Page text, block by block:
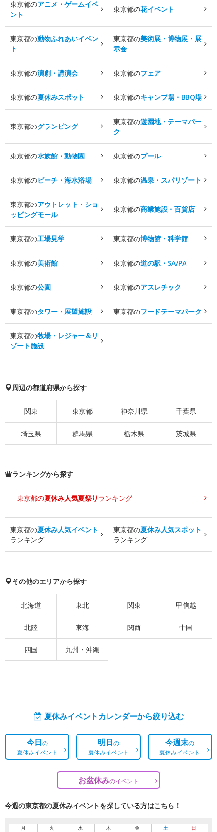
東京都のアニメ・ゲームイベ
ント
東京都の花イベント
東京都の動物ふれあいイベン
ト
東京都の美術展・博物展・展
示会
東京都の演劇・講演会 東京都のフェア
東京都の夏休みスポット 東京都のキャンプ場・BBQ場
東京都のグランピング
東京都の遊園地・テーマパー
ク
東京都の水族館・動物園 東京都のプール
東京都のビーチ・海水浴場 東京都の温泉・スパリゾート
東京都のアウトレット・ショ
ッピングモール
東京都の商業施設・百貨店
東京都の工場見学 東京都の博物館・科学館
東京都の美術館 東京都の道の駅・SA/PA
東京都の公園 東京都のアスレチック
東京都のタワー・展望施設 東京都のフードテーマパーク
東京都の牧場・レジャー＆リ
ゾート施設
周辺の都道府県から探す
関東 東京都 神奈川県 千葉県
埼玉県 群馬県 栃木県 茨城県
ランキングから探す
東京都の夏休み人気夏祭り ランキング
東京都の夏休み人気イベント
ランキング
東京都の夏休み人気スポット
ランキング
その他のエリアから探す
北海道 東北 関東 甲信越
北陸 東海 関西 中国
四国 九州・沖縄
夏休みイベントカレンダーから絞り込む
今日の
夏休みイベント
明日の
夏休みイベント
今週末の
夏休みイベント
お盆休みのイベント
今週の東京都の夏休みイベントを探している方はこちら！
月 火 水 木 金 土 日